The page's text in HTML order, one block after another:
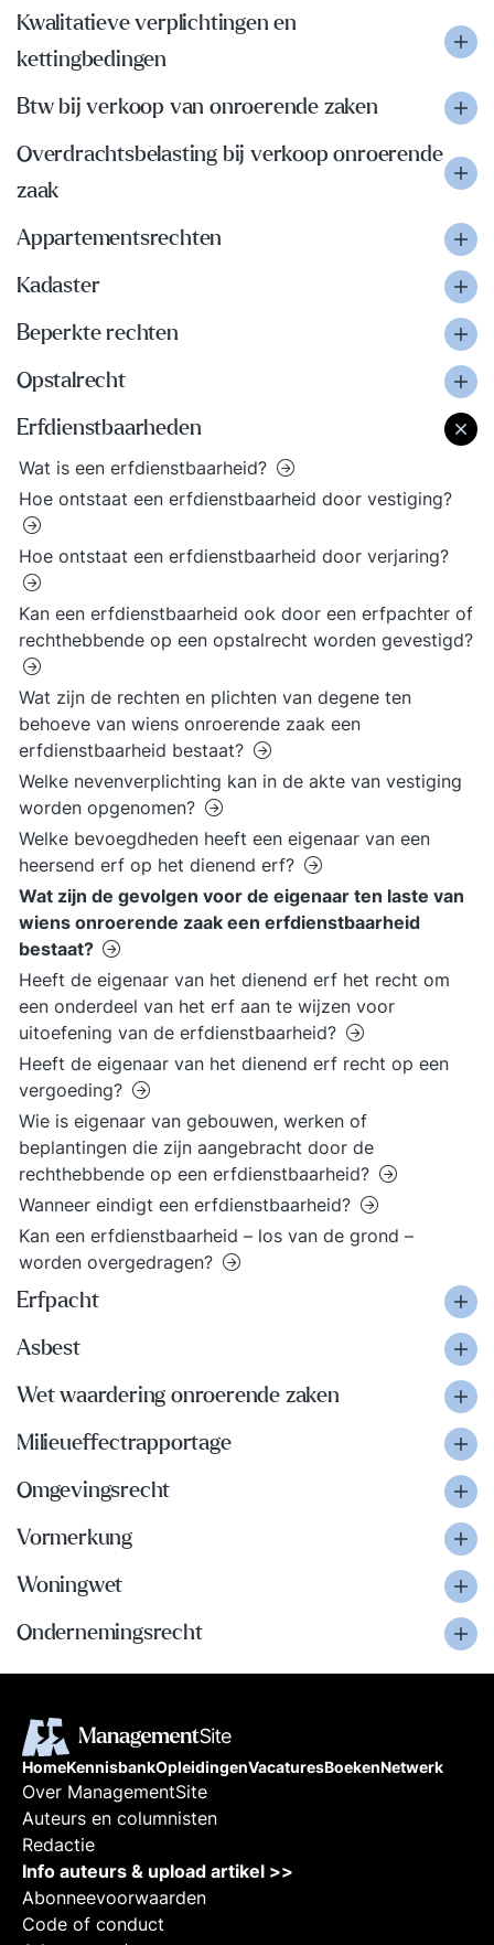
Kwalitatieve verplichtingen en
kettingbedingen
Btw bij verkoop van onroerende zaken
Overdrachtsbelasting bij verkoop onroerende
zaak
Appartementsrechten
Kadaster
Beperkte rechten
Opstalrecht
Erfdienstbaarheden
Wat is een erfdienstbaarheid?
Hoe ontstaat een erfdienstbaarheid door vestiging?
Hoe ontstaat een erfdienstbaarheid door verjaring?
Kan een erfdienstbaarheid ook door een erfpachter of
rechthebbende op een opstalrecht worden gevestigd?
Wat zijn de rechten en plichten van degene ten
behoeve van wiens onroerende zaak een
erfdienstbaarheid bestaat?
Welke nevenverplichting kan in de akte van vestiging
worden opgenomen?
Welke bevoegdheden heeft een eigenaar van een
heersend erf op het dienend erf?
Wat zijn de gevolgen voor de eigenaar ten laste van
wiens onroerende zaak een erfdienstbaarheid
bestaat?
Heeft de eigenaar van het dienend erf het recht om
een onderdeel van het erf aan te wijzen voor
uitoefening van de erfdienstbaarheid?
Heeft de eigenaar van het dienend erf recht op een
vergoeding?
Wie is eigenaar van gebouwen, werken of
beplantingen die zijn aangebracht door de
rechthebbende op een erfdienstbaarheid?
Wanneer eindigt een erfdienstbaarheid?
Kan een erfdienstbaarheid – los van de grond –
worden overgedragen?
Erfpacht
Asbest
Wet waardering onroerende zaken
Milieueffectrapportage
Omgevingsrecht
Vormerkung
Woningwet
Ondernemingsrecht
HomeKennisbankOpleidingenVacaturesBoekenNetwerk
Over ManagementSite
Auteurs en columnisten
Redactie
Info auteurs & upload artikel >>
Abonneevoorwaarden
Code of conduct